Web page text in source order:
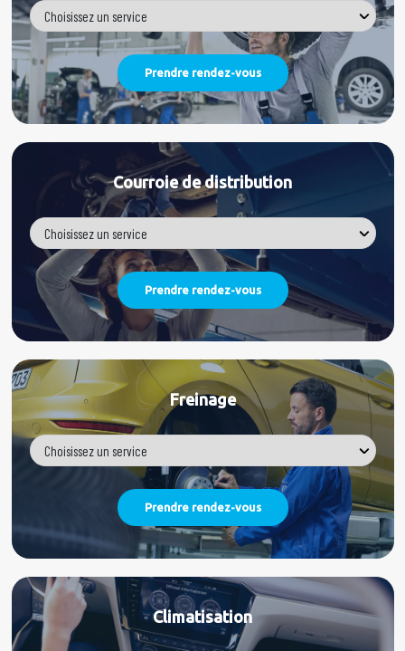
Courroie de distribution
Freinage
Climatisation